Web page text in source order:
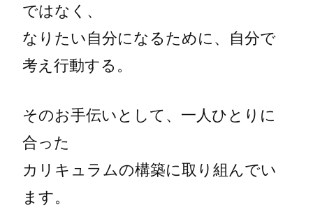
ではなく、
なりたい自分になるために、自分で
考え行動する。
そのお手伝いとして、一人ひとりに
合った
カリキュラムの構築に取り組んでい
ます。